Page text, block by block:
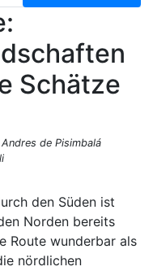
Schätze
de Pisimbalá
den Süden ist
Norden bereits
Route wunderbar als
nördlichen